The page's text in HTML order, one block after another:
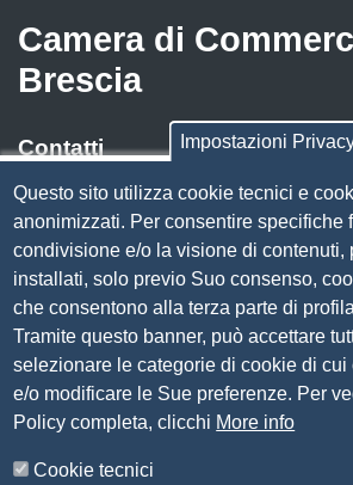
Camera di
Brescia
Contatti
Via Luigi Einaudi, 23, 25121 Brescia
Tel. 030 37251
PEC
P.IVA 00859790172
C.F. 80013870177
Contatti
Amministrazione Trasparente
Organizzazione
Impostazioni
Questo sito utilizza cookie tecnici e
anonimizzati. Per consentire specifiche
condivisione e/o la visione di contenuti,
installati, solo previo Suo consenso,
che consentono alla terza parte di
Tramite questo banner, può accettare
selezionare le categorie di cookie di cui
e/o modificare le Sue preferenze. Per
Policy completa, clicchi More info
Cookie tecnici